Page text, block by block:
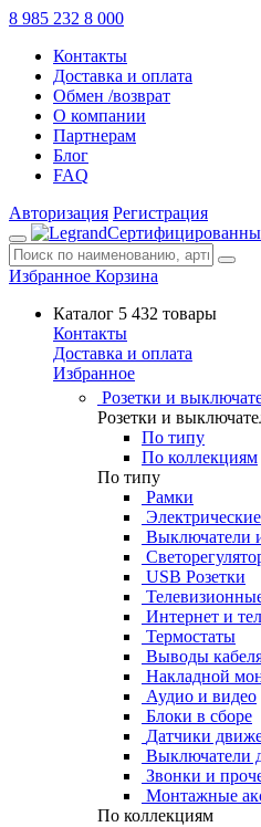
8 985 232 8 000
Контакты
Доставка и оплата
Обмен /возврат
О компании
Партнерам
Блог
FAQ
Авторизация Регистрация
Избранное Корзина
Каталог 5 432 товары
Контакты
Доставка и оплата
Избранное
Розетки и
Розетки и
По типу
По коллекциям
По типу
Рамки
Выключатели
USB Розетки
Интернет и
Термостаты
Выводы
Накладной
Аудио и видео
Блоки в сборе
Датчики
Выключатели
Звонки и
Монтажные
По коллекциям